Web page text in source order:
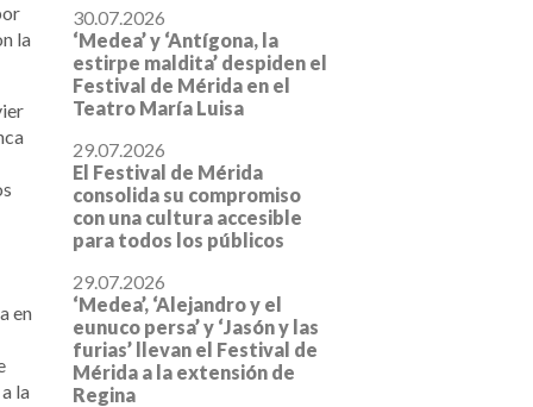
la
en
la
30.07.2026
‘Medea’ y ‘Antígona, la
estirpe maldita’ despiden el
Festival de Mérida en el
Teatro María Luisa
29.07.2026
El Festival de Mérida
consolida su compromiso
con una cultura accesible
para todos los públicos
29.07.2026
‘Medea’, ‘Alejandro y el
eunuco persa’ y ‘Jasón y las
furias’ llevan el Festival de
Mérida a la extensión de
Regina